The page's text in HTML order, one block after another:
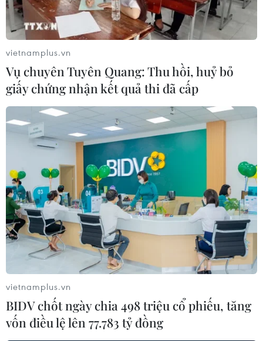
vietnamplus.vn
Vụ chuyên Tuyên Quang: Thu hồi, huỷ bỏ
giấy chứng nhận kết quả thi đã cấp
vietnamplus.vn
BIDV chốt ngày chia 498 triệu cổ phiếu, tăng
vốn điều lệ lên 77.783 tỷ đồng